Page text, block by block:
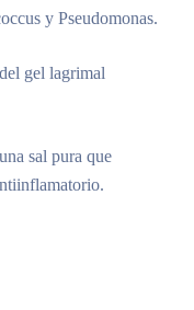
y Pseudomonas.
gel lagrimal
sal pura que